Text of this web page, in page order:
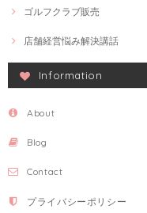
ゴルフクラブ販売
店舗経営悩み解決講話
Information
About
Blog
Contact
プライバシーポリシー